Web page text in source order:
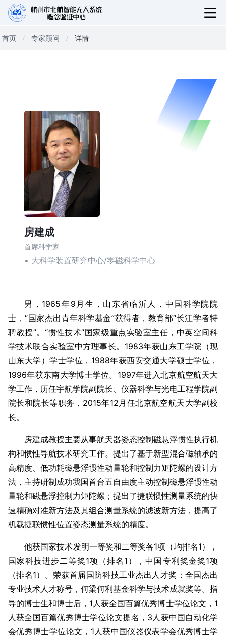
首页 专家顾问 详情
房建成
首席科学家
▪ 大科学装置研究中心/零磁科学中心
男，1965年9月生，山东省临沂人，中国科学院院
士，“国家杰出青年科学基金”获得者，教育部“长江学者特
聘教授”。“惯性技术”国家级重点实验室主任，中英空间科
学技术联合实验室中方理事长。1983年获山东工学院（现
山东大学）学士学位，1988年获西安交通大学硕士学位，
1996年获东南大学博士学位。1997年进入北京航空航天大
学工作，历任宇航学院副院长、仪器科学与光电工程学院副
院长和院长等职务，2015年12月任北京航空航天大学副校
长。
房建成教授主要从事航天器姿态控制磁悬浮惯性执行机
构和惯性导航技术研究工作。提出了基于新型混合磁轴承的
高精度、低功耗磁悬浮惯性动量轮和控制力矩陀螺的设计方
法，主持研制成功我国首台五自由度主动控制磁悬浮惯性动
量轮和磁悬浮控制力矩陀螺；提出了捷联惯性测量系统的快
速精确对准新方法及其组合测量系统的滤波新方法，提高了
机载捷联惯性位置姿态测量系统的精度。
他获国家技术发明一等奖和二等奖各1项（均排名1），
国家科技进步二等奖1项（排名1），中国专利奖金奖1项
（排名1）。荣获首届国防科技工业杰出人才奖；全国杰出
专业技术人才称号，何梁何利基金科学与技术成就奖等。指
导的博士生和博士后，1人获全国百篇优秀博士学位论文，1
人获全国百篇优秀博士学位论文提名，3人获中国自动化学
会优秀博士学位论文，1人获中国仪器仪表学会优秀博士学